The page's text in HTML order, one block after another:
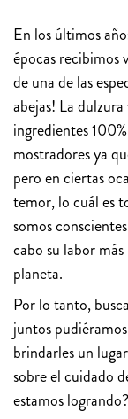
En los últimos
épocas recibimos
de una de las
abejas! La
ingredientes
mostradores ya
pero en ciertas
temor, lo cuál es
somos
cabo su labor
planeta.
Por lo tanto,
juntos
brindarles un
sobre el cuidado
estamos